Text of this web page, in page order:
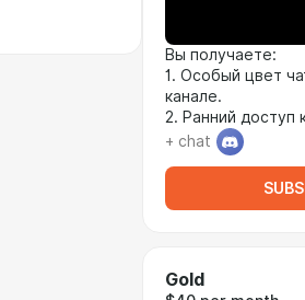
Вы получаете:
1. Особый цвет
канале.
2. Ранний доступ
+ chat
Gold